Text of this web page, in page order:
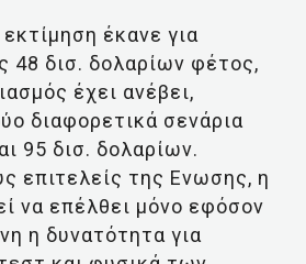
έκανε για
48 δισ. δολαρίων φέτος,
έχει ανέβει,
διαφορετικά σενάρια
95 δισ. δολαρίων.
επιτελείς της Ενωσης, η
να επέλθει μόνο εφόσον
η δυνατότητα για